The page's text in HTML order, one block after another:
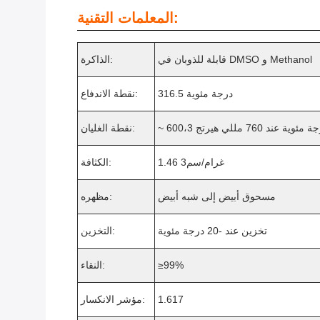
المعلمات التقنية:
الذاكرة: قابلة للذوبان في DMSO و Methanol
نقطة الاندفاع: 316.5 درجة مئوية
نقطة الغليان: درجة مئوية عند 760 مللي هيرتج
الكثافة: 1.46 غرام/سم3
مظهره: مسحوق أبيض إلى شبه أبيض
التخزين: تخزين عند -20 درجة مئوية
النقاء: ≥99%
مؤشر الانكسار: 1.617